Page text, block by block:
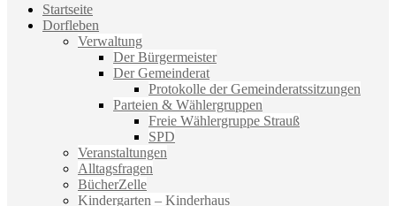
Weiter
zum
Startseite
Dorfleben
Verwaltung
Der Bürgermeister
Der Gemeinderat
Protokolle der Gemeinderatssitzungen
Parteien & Wählergruppen
Freie Wählergruppe Strauß
SPD
Veranstaltungen
Alltagsfragen
BücherZelle
Kindergarten – Kinderhaus